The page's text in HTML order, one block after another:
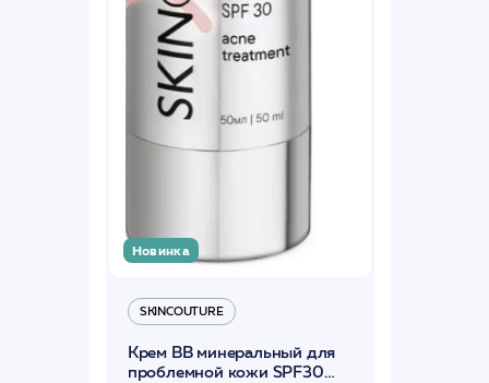
Новинка
SKINCOUTURE
Крем BB минеральный для
проблемной кожи SPF30